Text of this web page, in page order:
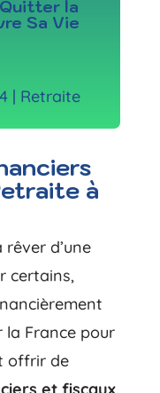
la
Sa Vie
| Retraite
à
d’une
certains,
France pour
offrir de